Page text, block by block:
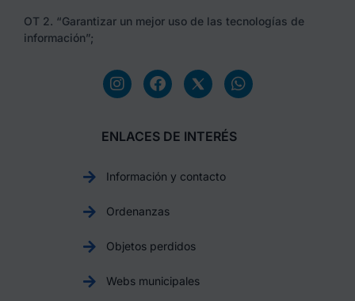
OT 2. “Garantizar un mejor uso de las tecnologías de
información”;
ENLACES DE INTERÉS
Información y contacto
Ordenanzas
Objetos perdidos
Webs municipales